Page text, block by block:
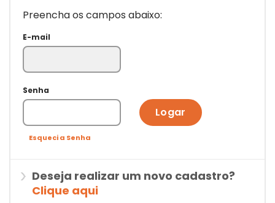
Preencha os campos abaixo:
E-mail
Senha
Logar
Esqueci a Senha
Deseja realizar um novo cadastro?
Clique aqui